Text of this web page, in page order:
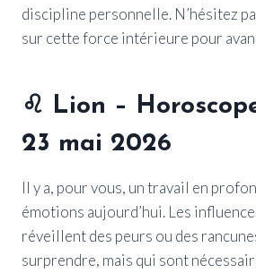
discipline personnelle. N’hésitez
sur cette force intérieure pour
♌ Lion –
23 mai 2026
Il y a, pour vous, un travail en
émotions aujourd’hui. Les
réveillent des peurs ou des
surprendre, mais qui sont